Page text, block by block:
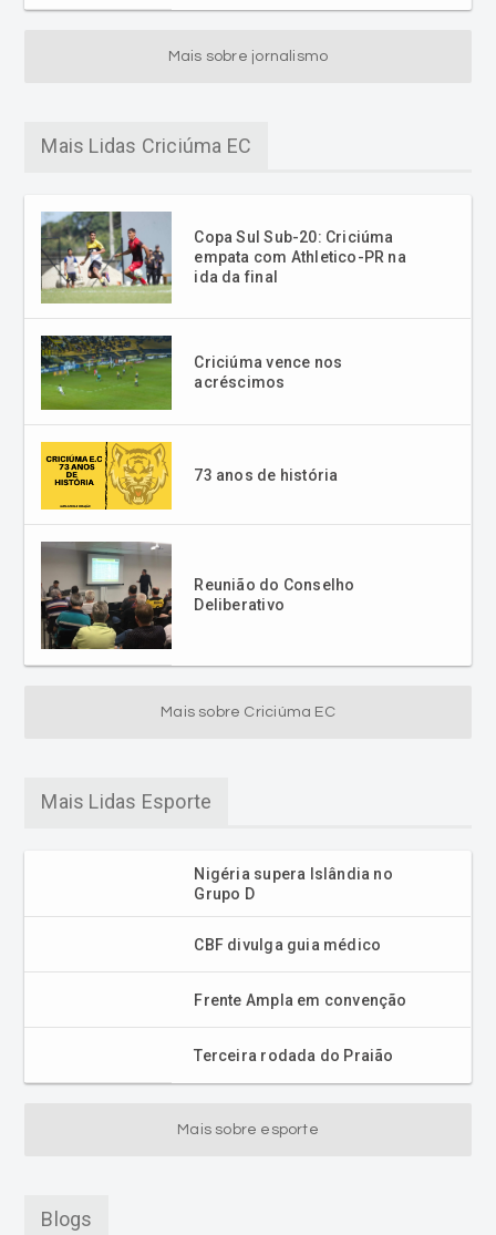
Mais sobre jornalismo
Mais Lidas Criciúma EC
Copa Sul Sub-20: Criciúma
empata com Athletico-PR na
ida da final
Criciúma vence nos
acréscimos
73 anos de história
Reunião do Conselho
Deliberativo
Mais sobre Criciúma EC
Mais Lidas Esporte
Nigéria supera Islândia no
Grupo D
CBF divulga guia médico
Frente Ampla em convenção
Terceira rodada do Praião
Mais sobre esporte
Blogs